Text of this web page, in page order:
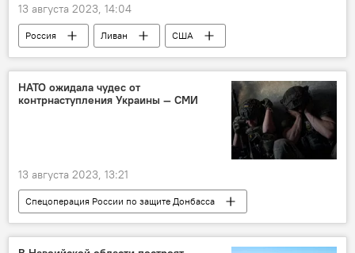
13 августа 2023, 14:04
Россия Ливан
США
союзник
Средиземноморье
сотрудничество
Образование
Спорт Культура
НАТО ожидала чудес от
контрнаступления Украины — СМИ
13 августа 2023, 13:21
Спецоперация России по защите Донбасса
Россия
Украина
СМИ
техника
контрнаступление
НАТО